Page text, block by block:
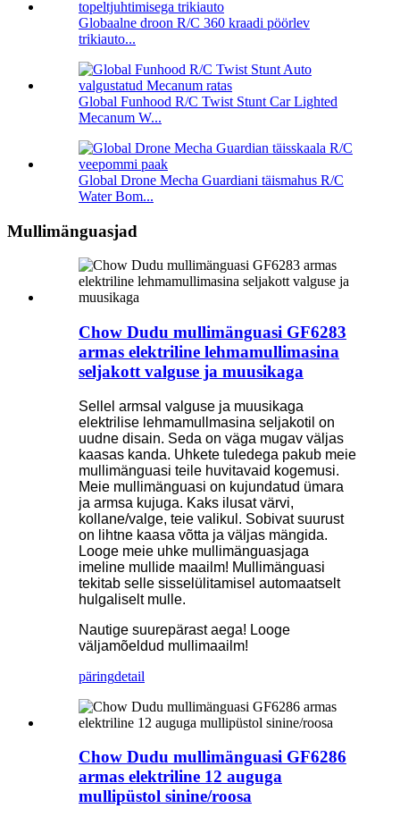
Globaalne droon R/C 360 kraadi pöörlev
trikiauto...
Global Funhood R/C Twist Stunt Car Lighted
Mecanum W...
Global Drone Mecha Guardiani täismahus R/C
Water Bom...
Mullimänguasjad
Chow Dudu mullimänguasi GF6283
armas elektriline lehmamullimasina
seljakott valguse ja muusikaga
Sellel armsal valguse ja muusikaga
elektrilise lehmamullmasina seljakotil on
uudne disain. Seda on väga mugav väljas
kaasas kanda. Uhkete tuledega pakub meie
mullimänguasi teile huvitavaid kogemusi.
Meie mullimänguasi on kujundatud ümara
ja armsa kujuga. Kaks ilusat värvi,
kollane/valge, teie valikul. Sobivat suurust
on lihtne kaasa võtta ja väljas mängida.
Looge meie uhke mullimänguasjaga
imeline mullide maailm! Mullimänguasi
tekitab selle sisselülitamisel automaatselt
hulgaliselt mulle.
Nautige suurepärast aega! Looge
väljamõeldud mullimaailm!
päringdetail
Chow Dudu mullimänguasi GF6286
armas elektriline 12 auguga
mullipüstol sinine/roosa